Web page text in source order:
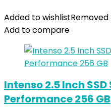
Added to wishlist
Add to compare
Intenso 2.5 Inch SSD
Performance 256 GB